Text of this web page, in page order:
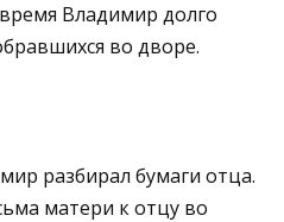
Владимир долго
во дворе.
разбирал бумаги отца.
матери к отцу во